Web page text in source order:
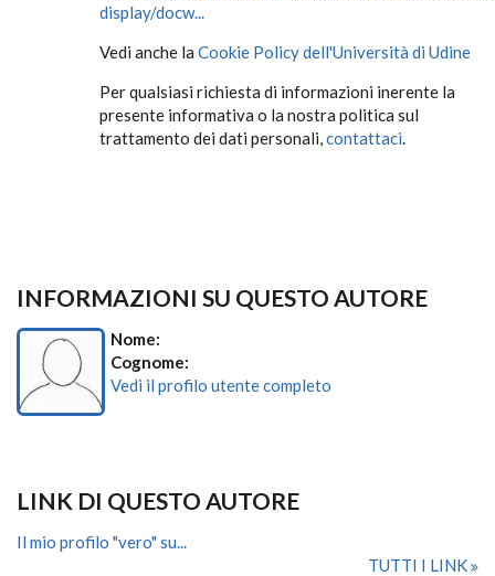
display/docw...
Vedi anche la Cookie Policy dell'Università di Udine
Per qualsiasi richiesta di informazioni inerente la
presente informativa o la nostra politica sul
trattamento dei dati personali,contattaci.
INFORMAZIONI SU QUESTO AUTORE
Nome:
Cognome:
Vedi il profilo utente completo
LINK DI QUESTO AUTORE
Il mio profilo "vero" su...
TUTTI I LINK